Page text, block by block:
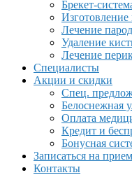
Брекет-
Изготовление
Лечение
Удаление
Лечение
Специалисты
Акции и скидки
Спец.
Белоснежная
Оплата
Кредит и
Бонусная
Записаться на прием
Контакты